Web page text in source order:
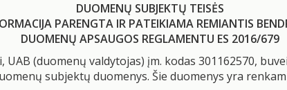
DUOMENŲ SUBJEKTŲ TEISĖS
PARENGTA IR PATEIKIAMA REMIANTIS
DUOMENŲ APSAUGOS REGLAMENTU ES 2016/679
(duomenų valdytojas) įm. kodas 301162570,
subjektų duomenys. Šie duomenys yra